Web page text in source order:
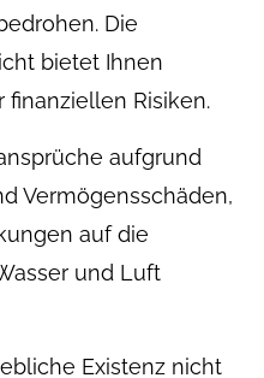
Die
bietet Ihnen
Risiken.
aufgrund
Vermögensschäden,
auf die
und Luft
Existenz nicht